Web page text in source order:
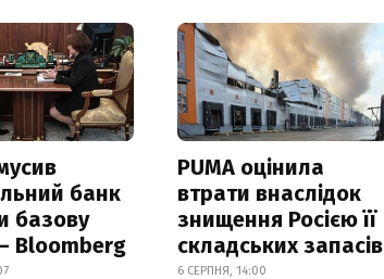
банк
базову
Bloomberg
PUMA оцінила
втрати внаслідок
знищення Росією її
складських запасів
6 СЕРПНЯ, 14:00